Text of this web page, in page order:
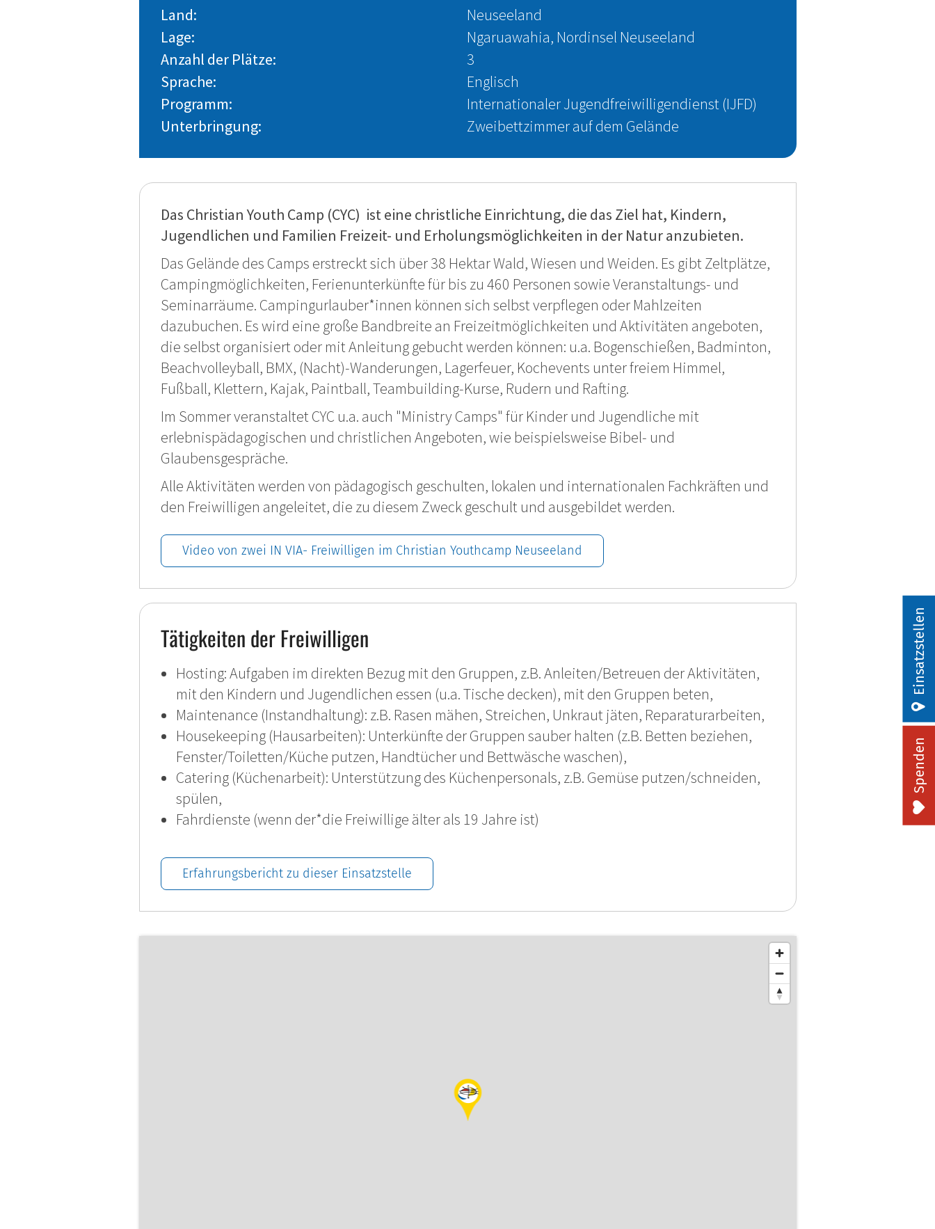
Land:
Neuseeland
Lage:
Ngaruawahia, Nordinsel Neuseeland
Anzahl der Plätze:
3
Sprache:
Englisch
Programm:
Internationaler Jugendfreiwilligendienst (IJFD)
Unterbringung:
Zweibettzimmer auf dem Gelände
Das Christian Youth Camp (CYC) ist eine christliche Einrichtung, die das Ziel hat, Kindern,
Jugendlichen und Familien Freizeit- und Erholungsmöglichkeiten in der Natur anzubieten.
Das Gelände des Camps erstreckt sich über 38 Hektar Wald, Wiesen und Weiden. Es gibt Zeltplätze,
Campingmöglichkeiten, Ferienunterkünfte für bis zu 460 Personen sowie Veranstaltungs- und
Seminarräume. Campingurlauber*innen können sich selbst verpflegen oder Mahlzeiten
dazubuchen. Es wird eine große Bandbreite an Freizeitmöglichkeiten und Aktivitäten angeboten,
die selbst organisiert oder mit Anleitung gebucht werden können: u.a. Bogenschießen, Badminton,
Beachvolleyball, BMX, (Nacht)-Wanderungen, Lagerfeuer, Kochevents unter freiem Himmel,
Fußball, Klettern, Kajak, Paintball, Teambuilding-Kurse, Rudern und Rafting.
Im Sommer veranstaltet CYC u.a. auch "Ministry Camps" für Kinder und Jugendliche mit
erlebnispädagogischen und christlichen Angeboten, wie beispielsweise Bibel- und
Glaubensgespräche.
Alle Aktivitäten werden von pädagogisch geschulten, lokalen und internationalen Fachkräften und
den Freiwilligen angeleitet, die zu diesem Zweck geschult und ausgebildet werden.
Video von zwei IN VIA- Freiwilligen im Christian Youthcamp Neuseeland
Tätigkeiten der Freiwilligen
Hosting: Aufgaben im direkten Bezug mit den Gruppen, z.B. Anleiten/Betreuen der Aktivitäten,
mit den Kindern und Jugendlichen essen (u.a. Tische decken), mit den Gruppen beten,
Maintenance (Instandhaltung): z.B. Rasen mähen, Streichen, Unkraut jäten, Reparaturarbeiten,
Housekeeping (Hausarbeiten): Unterkünfte der Gruppen sauber halten (z.B. Betten beziehen,
Fenster/Toiletten/Küche putzen, Handtücher und Bettwäsche waschen),
Catering (Küchenarbeit): Unterstützung des Küchenpersonals, z.B. Gemüse putzen/schneiden,
spülen,
Fahrdienste (wenn der*die Freiwillige älter als 19 Jahre ist)
Erfahrungsbericht zu dieser Einsatzstelle
Spenden
Einsatzstellen